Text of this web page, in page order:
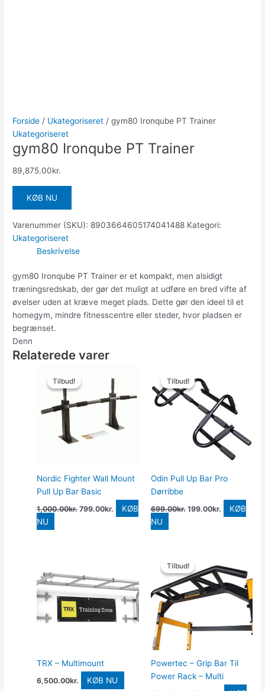
Forside / Ukategoriseret / gym80 Ironqube PT Trainer
Ukategoriseret
gym80 Ironqube PT Trainer
89,875.00kr.
KØB NU
Varenummer (SKU): 8903664605174041488 Kategori:
Ukategoriseret
Beskrivelse
gym80 Ironqube PT Trainer er et kompakt, men alsidigt
træningsredskab, der gør det muligt at udføre en bred vifte af
øvelser uden at kræve meget plads. Dette gør den ideel til et
homegym, mindre fitnesscentre eller steder, hvor pladsen er
begrænset.
Denn
Relaterede varer
Tilbud!
Tilbud!
Nordic Fighter Wall Mount
Pull Up Bar Basic
1,000.00kr.
oprindelige
pris
1,000.00kr..
799.00kr.
aktuelle
pris
er:
799.00kr..
KØB
NU
Tilbud!
Tilbud!
Odin Pull Up Bar Pro
Dørribbe
699.00kr.
oprindelige
pris
var:
699.00kr..
199.00kr.
er:
199.00kr..
KØB
NU
TRX – Multimount
6,500.00kr. KØB NU
Tilbud!
Tilbud!
Powertec – Grip Bar Til
Power Rack – Multi
oprindelige
pris
var:
799.00kr..
pris
er:
595.00kr..